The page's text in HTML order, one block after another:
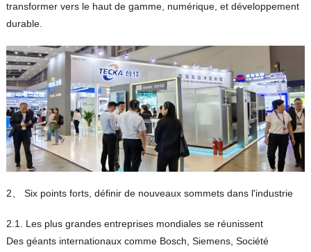
transformer vers le haut de gamme, numérique, et développement
durable.
2、 Six points forts, définir de nouveaux sommets dans l'industrie
2.1. Les plus grandes entreprises mondiales se réunissent
Des géants internationaux comme Bosch, Siemens, Société